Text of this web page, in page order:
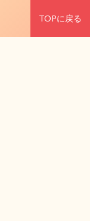
TOPに戻る